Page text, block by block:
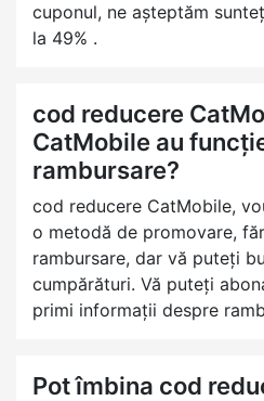
cuponul, ne așteptăm
la 49% .
cod reducere
CatMobile au
rambursare?
cod reducere CatMobile,
o metodă de promovare,
rambursare, dar vă puteți
cumpărături. Vă puteți
primi informații despre
Pot îmbina cod